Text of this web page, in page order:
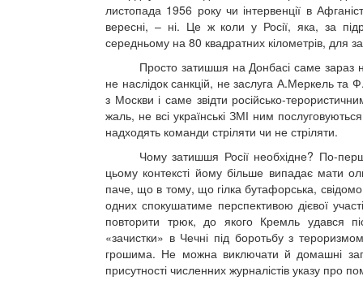
листопада 1956 року чи інтервенції в
вересні, – ні. Це ж коли у Росії, яка, за
середньому на 80 квадратних кілометрів, для
Просто затишшя на Донбасі саме зараз
не наслідок санкцій, не заслуга А.Меркель
з Москви і саме звідти російсько-
жаль, не всі українські ЗМІ ним
надходять команди стріляти чи не стріляти.
Чому затишшя Росії необхідне? По-
цьому контексті йому більше випадає мати
паче, що в тому, що гілка бутафорська,
одних спокушатиме перспективою дієвої
повторити трюк, до якого Кремль удався
«зачистки» в Чечні під боротьбу з
грошима. Не можна виключати й домашні
присутності численних журналістів указу про